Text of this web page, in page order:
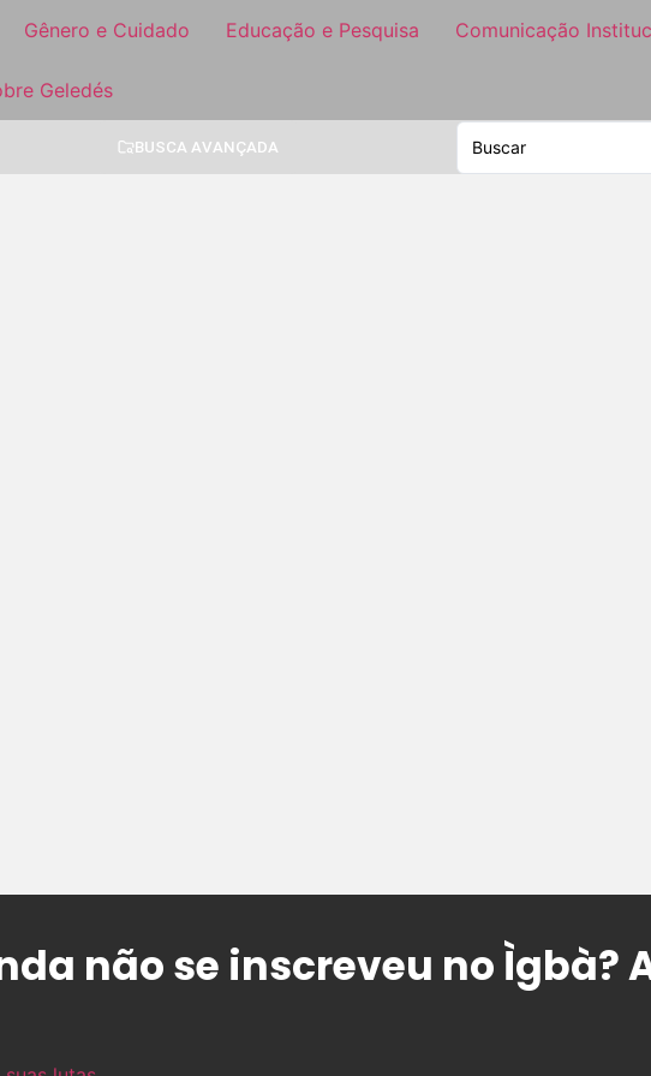
Gênero e Cuidado Educação e Pesquisa Comunicação
Geledés
BUSCA AVANÇADA
não se inscreveu no Ìgbà?